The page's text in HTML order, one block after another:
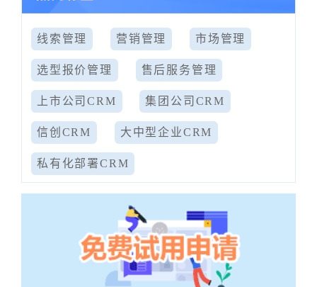
线索管理 营销管理 市场管理
选型报价管理 售后服务管理
上市公司CRM 集团公司CRM
信创CRM 大中型企业CRM
私有化部署CRM